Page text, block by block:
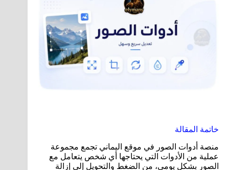
خاتمة المقالة
منصة أدوات الصور في موقع اليماني تجمع مجموعة
عملية من الأدوات التي يحتاجها أي شخص يتعامل مع
الصور بشكل يومي، من الضغط والتحويل إلى إزالة